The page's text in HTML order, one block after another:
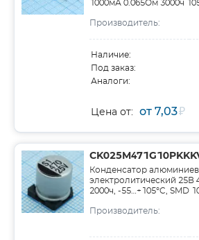
1000мА 0.065Ом 3000ч
Производитель:
Наличие:
Под заказ:
Аналоги:
Цена от: от 7,03₽
Конденсатор
электролитический 25В
2000ч, -55…+105°C, SMD
Производитель: